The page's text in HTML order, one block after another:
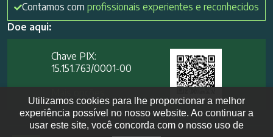
Contamos com profissionais experientes e reconhecidos
Doe aqui:
Chave PIX:
15.151.763/0001-00​
Utilizamos cookies para lhe proporcionar a melhor
experiência possível no nosso website. Ao continuar a
usar este site, você concorda com o nosso uso de